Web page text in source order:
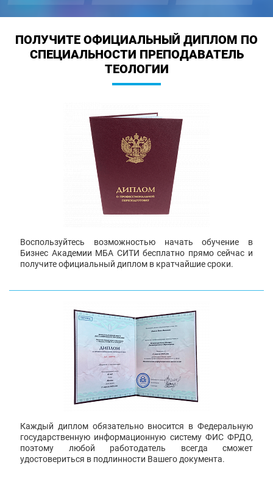
ПОЛУЧИТЕ ОФИЦИАЛЬНЫЙ ДИПЛОМ ПО
СПЕЦИАЛЬНОСТИ ПРЕПОДАВАТЕЛЬ
ТЕОЛОГИИ
Воспользуйтесь возможностью начать обучение в
Бизнес Академии МБА СИТИ бесплатно прямо сейчас и
получите официальный диплом в кратчайшие сроки.
Каждый диплом обязательно вносится в Федеральную
государственную информационную систему ФИС ФРДО,
поэтому любой работодатель всегда сможет
удостовериться в подлинности Вашего документа.